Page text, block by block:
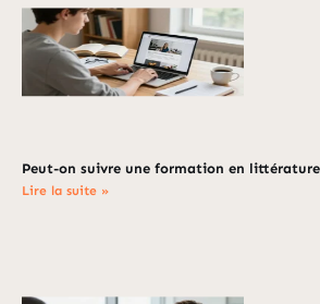
Peut-on suivre une formation en
Lire la suite »